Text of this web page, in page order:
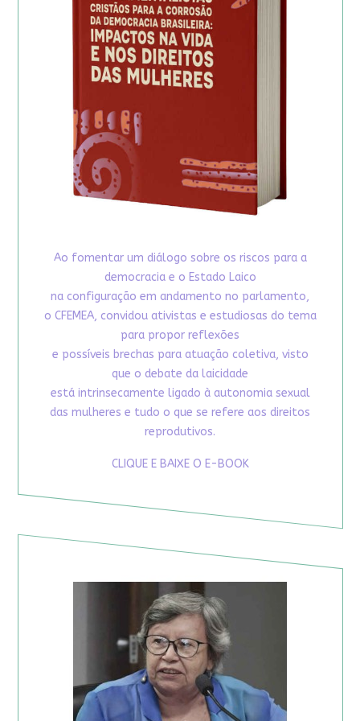
Ao fomentar um diálogo sobre os riscos para a
democracia e o Estado Laico
na configuração em andamento no parlamento,
o CFEMEA, convidou ativistas e estudiosas do tema
para propor reflexões
e possíveis brechas para atuação coletiva, visto
que o debate da laicidade
está intrinsecamente ligado à autonomia sexual
das mulheres e tudo o que se refere aos direitos
reprodutivos.
CLIQUE E BAIXE O E-BOOK